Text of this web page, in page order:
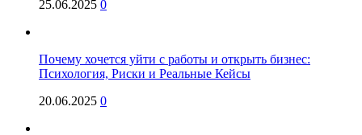
25.06.2025 0
Почему хочется уйти с работы и открыть бизнес:
Психология, Риски и Реальные Кейсы
20.06.2025 0